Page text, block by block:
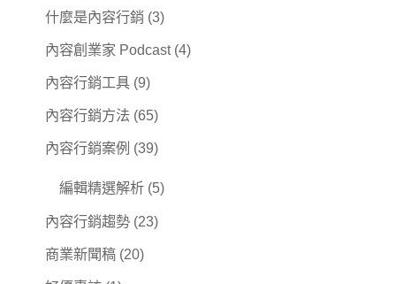
什麼是內容行銷 (3)
內容創業家 Podcast(4)
內容行銷工具 (9)
內容行銷方法 (65)
內容行銷案例 (39)
編輯精選解析 (5)
內容行銷趨勢 (23)
商業新聞稿 (20)